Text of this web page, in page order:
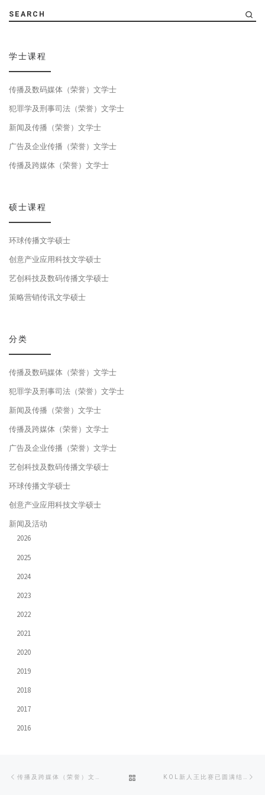
SEARCH
学士课程
传播及数码媒体（荣誉）文学士
犯罪学及刑事司法（荣誉）文学士
新闻及传播（荣誉）文学士
广告及企业传播（荣誉）文学士
传播及跨媒体（荣誉）文学士
硕士课程
环球传播文学硕士
创意产业应用科技文学硕士
艺创科技及数码传播文学硕士
策略营销传讯文学硕士
分类
传播及数码媒体（荣誉）文学士
犯罪学及刑事司法（荣誉）文学士
新闻及传播（荣誉）文学士
传播及跨媒体（荣誉）文学士
广告及企业传播（荣誉）文学士
艺创科技及数码传播文学硕士
环球传播文学硕士
创意产业应用科技文学硕士
新闻及活动
2026
2025
2024
2023
2022
2021
2020
2019
2018
2017
2016
navigation